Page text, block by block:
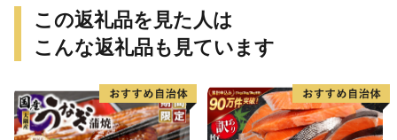
県 松浦市 )【B6-046】
この返礼品を見た人は
こんな返礼品も見ています